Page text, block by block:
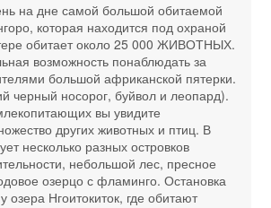
на дне самой большой обитаемой
которая находится под охраной
обитает около 25 000 ЖИВОТНЫХ.
возможность понаблюдать за
большой африканской пятерки.
черный носорог, буйвол и леопард).
вы увидите
других животных и птиц. В
несколько разных островков
небольшой лес, пресное
озерцо с фламинго. Остановка
озера Нгоитокиток, где обитают